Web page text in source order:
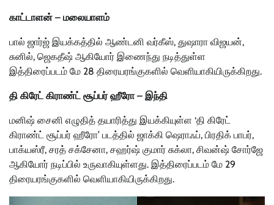
காட்டாளன் – மலையாளம்
பால் ஜார்ஜ் இயக்கத்தில் ஆண்டனி வர்கீஸ், துஷாரா விஜயன்,
சுனில், ஜெகதீஷ் ஆகியோர் இணைந்து நடித்துள்ள
இத்திரைப்படம் மே 28 திரையரங்குகளில் வெளியாகியிருக்கிறது.
தி கிரேட் கிராண்ட் சூப்பர் ஹீரோ – இந்தி
மனிஷ் சைனி எழுதித் தயாரித்து இயக்கியுள்ள ‘தி கிரேட்
கிராண்ட் சூப்பர் ஹீரோ’ படத்தில் ஜாக்கி ஷெராஃப், பிரதிக் பாபர்,
பாக்யஸ்ரீ, சரத் சக்சேனா, சஹர்ஷ் குமார் சுக்லா, சிவன்ஷ் சோர்ஜே
ஆகியோர் நடிப்பில் உருவாகியுள்ளது. இத்திரைப்படம் மே 29
திரையரங்குகளில் வெளியாகியிருக்கிறது.